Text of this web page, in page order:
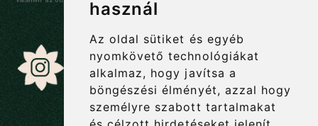
használ
Az oldal sütiket és egyéb
nyomkövető technológiákat
alkalmaz, hogy javítsa a
böngészési élményét, azzal hogy
személyre szabott tartalmakat